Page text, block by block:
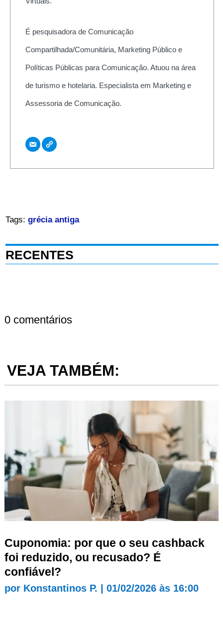
É pesquisadora de Comunicação
Compartilhada/Comunitária, Marketing Público e
Políticas Públicas para Comunicação. Atuou na área
de turismo e hotelaria. Especialista em Marketing e
Assessoria de Comunicação.
Tags: grécia antiga
RECENTES
0 comentários
VEJA TAMBÉM:
Cuponomia: por que o seu cashback
foi reduzido, ou recusado? É
confiável?
por Konstantinos P. 01/02/2026 às 16:00